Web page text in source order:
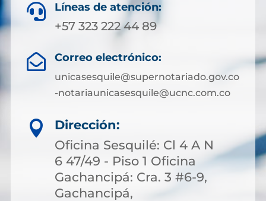
 Líneas de atención:
+57 323 222 44 89
 Correo electrónico:
unicasesquile@supernotariado.gov.co
-notariaunicasesquile@ucnc.com.co

Dirección:
Oficina Sesquilé: Cl 4 A N
6 47/49 - Piso 1 Oficina
Gachancipá: Cra. 3 #6-9,
Gachancipá,